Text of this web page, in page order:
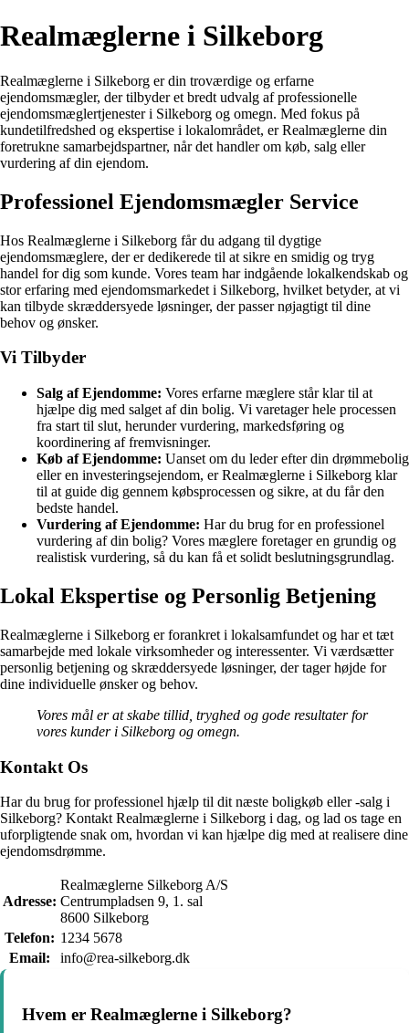
Realmæglerne i Silkeborg
Realmæglerne i Silkeborg er din troværdige og erfarne
ejendomsmægler, der tilbyder et bredt udvalg af professionelle
ejendomsmæglertjenester i Silkeborg og omegn. Med fokus på
kundetilfredshed og ekspertise i lokalområdet, er Realmæglerne din
foretrukne samarbejdspartner, når det handler om køb, salg eller
vurdering af din ejendom.
Professionel Ejendomsmægler Service
Hos Realmæglerne i Silkeborg får du adgang til dygtige
ejendomsmæglere, der er dedikerede til at sikre en smidig og tryg
handel for dig som kunde. Vores team har indgående lokalkendskab og
stor erfaring med ejendomsmarkedet i Silkeborg, hvilket betyder, at vi
kan tilbyde skræddersyede løsninger, der passer nøjagtigt til dine
behov og ønsker.
Vi Tilbyder
Salg af Ejendomme: Vores erfarne mæglere står klar til at
hjælpe dig med salget af din bolig. Vi varetager hele processen
fra start til slut, herunder vurdering, markedsføring og
koordinering af fremvisninger.
Køb af Ejendomme: Uanset om du leder efter din drømmebolig
eller en investeringsejendom, er Realmæglerne i Silkeborg klar
til at guide dig gennem købsprocessen og sikre, at du får den
bedste handel.
Vurdering af Ejendomme: Har du brug for en professionel
vurdering af din bolig? Vores mæglere foretager en grundig og
realistisk vurdering, så du kan få et solidt beslutningsgrundlag.
Lokal Ekspertise og Personlig Betjening
Realmæglerne i Silkeborg er forankret i lokalsamfundet og har et tæt
samarbejde med lokale virksomheder og interessenter. Vi værdsætter
personlig betjening og skræddersyede løsninger, der tager højde for
dine individuelle ønsker og behov.
Vores mål er at skabe tillid, tryghed og gode resultater for
vores kunder i Silkeborg og omegn.
Kontakt Os
Har du brug for professionel hjælp til dit næste boligkøb eller -salg i
Silkeborg? Kontakt Realmæglerne i Silkeborg i dag, og lad os tage en
uforpligtende snak om, hvordan vi kan hjælpe dig med at realisere dine
ejendomsdrømme.
Adresse:
Realmæglerne Silkeborg A/S
Centrumpladsen 9, 1. sal
8600 Silkeborg
Telefon: 1234 5678
Email:
info@rea-silkeborg.dk
Hvem er Realmæglerne i Silkeborg?